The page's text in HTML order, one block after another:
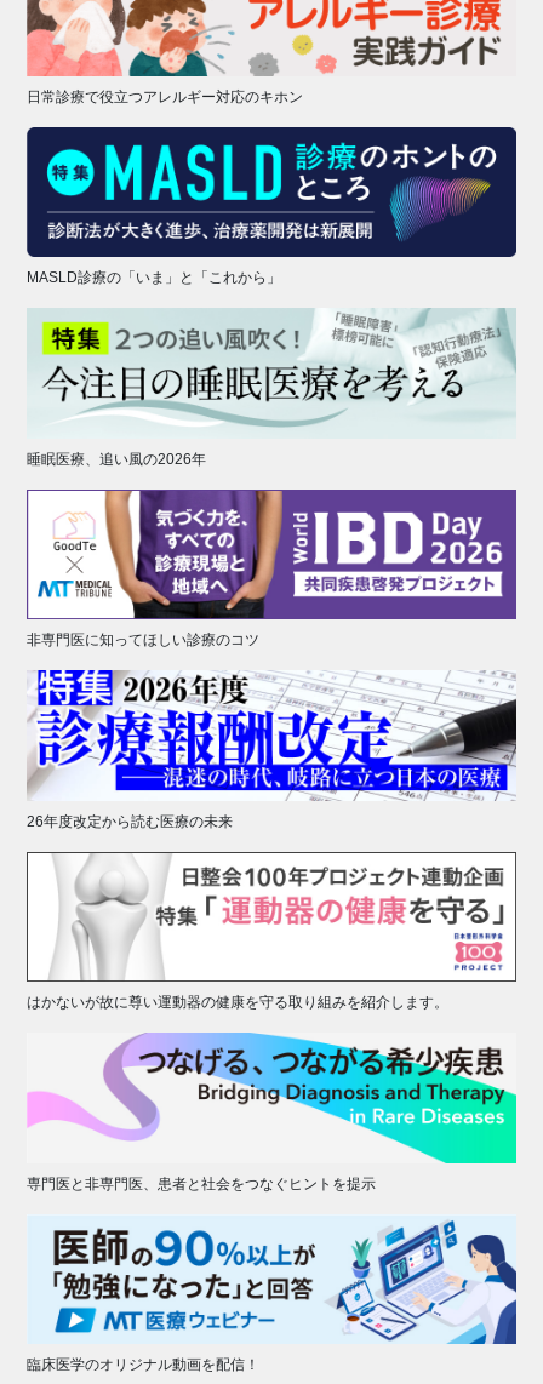
日常診療で役立つアレルギー対応のキホン
MASLD診療の「いま」と「これから」
睡眠医療、追い風の2026年
非専門医に知ってほしい診療のコツ
26年度改定から読む医療の未来
はかないが故に尊い運動器の健康を守る取り組みを紹介します。
専門医と非専門医、患者と社会をつなぐヒントを提示
臨床医学のオリジナル動画を配信！